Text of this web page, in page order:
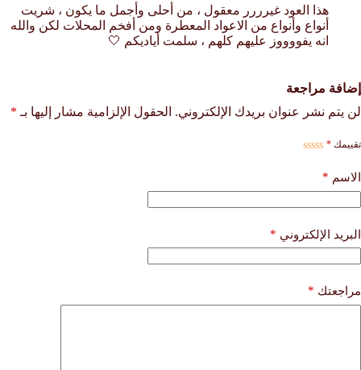
هذا العود غيرررر معقول ، من أحلى وأجمل ما يكون ، شريت
أنواع وأنواع من الاعواد المعطرة ومن أفخم المحلات لكن والله
انه يفووووز عليهم كلهم ، سلمت أياديكم 🤍
إضافة مراجعة
لن يتم نشر عنوان بريدك الإلكتروني. الحقول الإلزامية مشار إليها بـ *
تقييمك *
الاسم *
البريد الإلكتروني *
مراجعتك *